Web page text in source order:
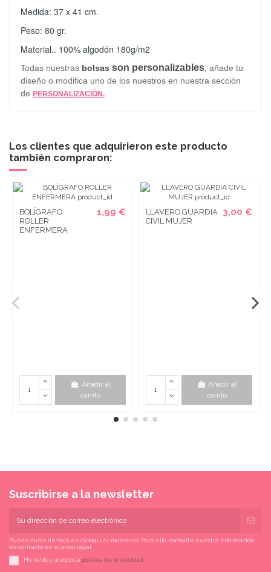
Medida: 37 x 41 cm.
Peso: 80 gr.
Material.. 100% algodón 180g/m2
Todas nuestras bolsas son personalizables, añade tu
diseño o modifica uno de los nuestros en nuestra sección
de PERSONALIZACIÓN.
Los clientes que adquirieron este producto
también compraron:
BOLÍGRAFO
ROLLER
ENFERMERA
1,99 €
Añadir al
carrito
LLAVERO GUARDIA
CIVIL MUJER
3,00 €
Añadir al
carrito
Suscribirse a la newsletter
Puede darse de baja en cualquier momento. Para ello, consulte nuestra información
de contacto en el aviso legal.
He leído y acepto la política de privacidad